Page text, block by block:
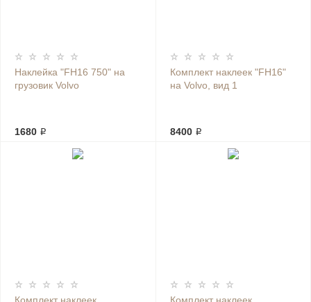
Наклейка "FH16 750" на
грузовик Volvo
1680 ₽
Комплект наклеек "FH16"
на Volvo, вид 1
8400 ₽